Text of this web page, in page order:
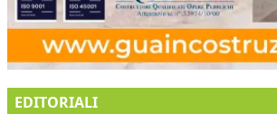
EDITORIALI